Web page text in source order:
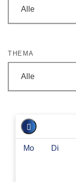
Alle
THEMA
Alle
Mo Di